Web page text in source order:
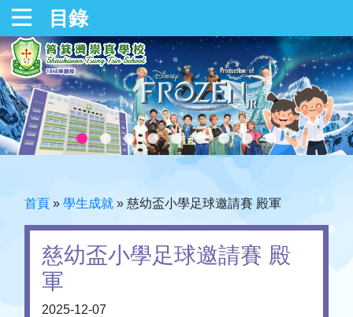
目錄
首頁 » 學生成就 » 慈幼盃小學足球邀請賽 殿軍
慈幼盃小學足球邀請賽 殿
軍
2025-12-07